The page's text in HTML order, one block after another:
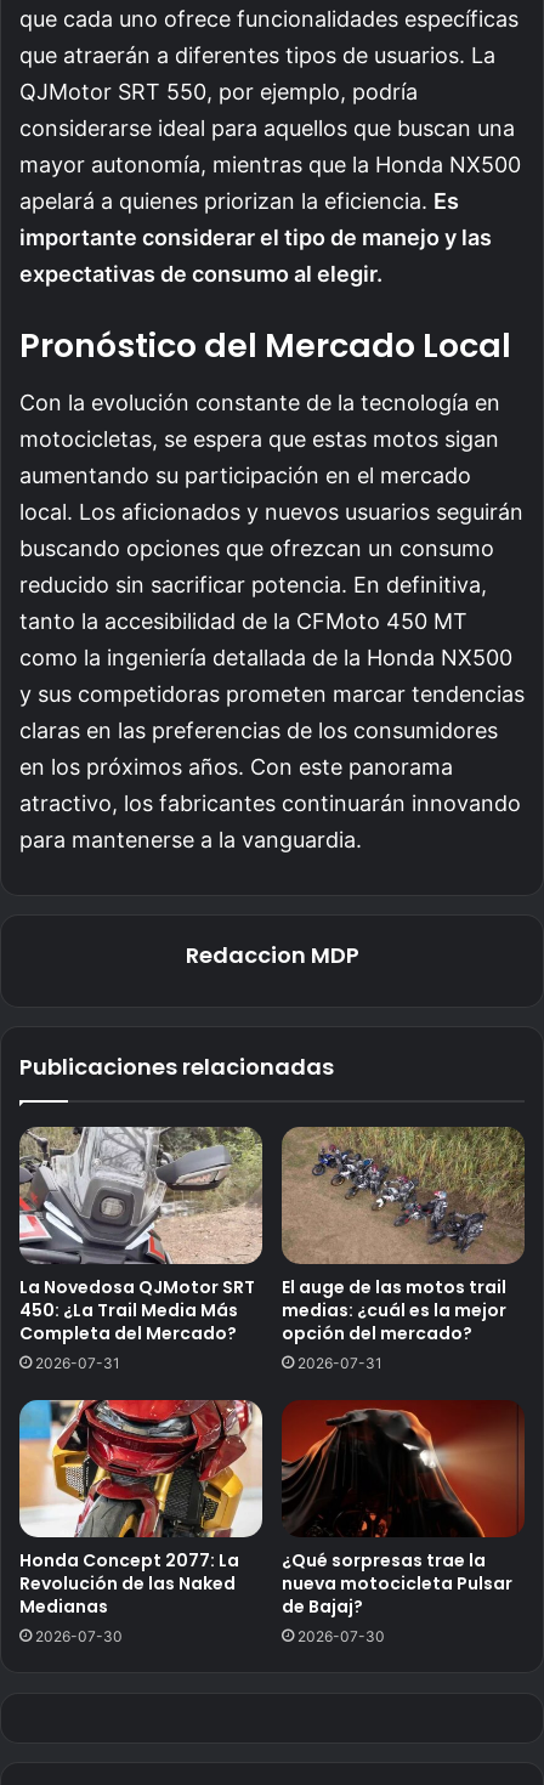
que cada uno ofrece funcionalidades específicas
que atraerán a diferentes tipos de usuarios. La
QJMotor SRT 550, por ejemplo, podría
considerarse ideal para aquellos que buscan una
mayor autonomía, mientras que la Honda NX500
apelará a quienes priorizan la eficiencia. Es
importante considerar el tipo de manejo y las
expectativas de consumo al elegir.
Pronóstico del Mercado Local
Con la evolución constante de la tecnología en
motocicletas, se espera que estas motos sigan
aumentando su participación en el mercado
local. Los aficionados y nuevos usuarios seguirán
buscando opciones que ofrezcan un consumo
reducido sin sacrificar potencia. En definitiva,
tanto la accesibilidad de la CFMoto 450 MT
como la ingeniería detallada de la Honda NX500
y sus competidoras prometen marcar tendencias
claras en las preferencias de los consumidores
en los próximos años. Con este panorama
atractivo, los fabricantes continuarán innovando
para mantenerse a la vanguardia.
Redaccion MDP
Publicaciones relacionadas
La Novedosa QJMotor SRT
450: ¿La Trail Media Más
Completa del Mercado?
2026-07-31
El auge de las motos trail
medias: ¿cuál es la mejor
opción del mercado?
2026-07-31
Honda Concept 2077: La
Revolución de las Naked
Medianas
2026-07-30
¿Qué sorpresas trae la
nueva motocicleta Pulsar
de Bajaj?
2026-07-30